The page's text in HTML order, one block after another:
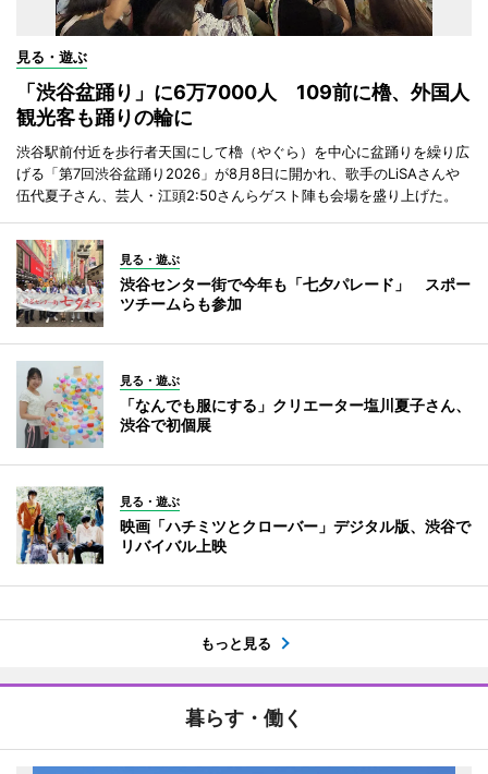
見る・遊ぶ
「渋谷盆踊り」に6万7000人 109前に櫓、外国人
観光客も踊りの輪に
渋谷駅前付近を歩行者天国にして櫓（やぐら）を中心に盆踊りを繰り広
げる「第7回渋谷盆踊り2026」が8月8日に開かれ、歌手のLiSAさんや
伍代夏子さん、芸人・江頭2:50さんらゲスト陣も会場を盛り上げた。
見る・遊ぶ
渋谷センター街で今年も「七夕パレード」 スポー
ツチームらも参加
見る・遊ぶ
「なんでも服にする」クリエーター塩川夏子さん、
渋谷で初個展
見る・遊ぶ
映画「ハチミツとクローバー」デジタル版、渋谷で
リバイバル上映
もっと見る
暮らす・働く